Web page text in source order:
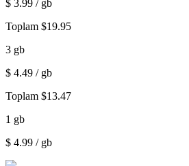
$ 3.99 / gb
Toplam $19.95
3 gb
$ 4.49 / gb
Toplam $13.47
1 gb
$ 4.99 / gb